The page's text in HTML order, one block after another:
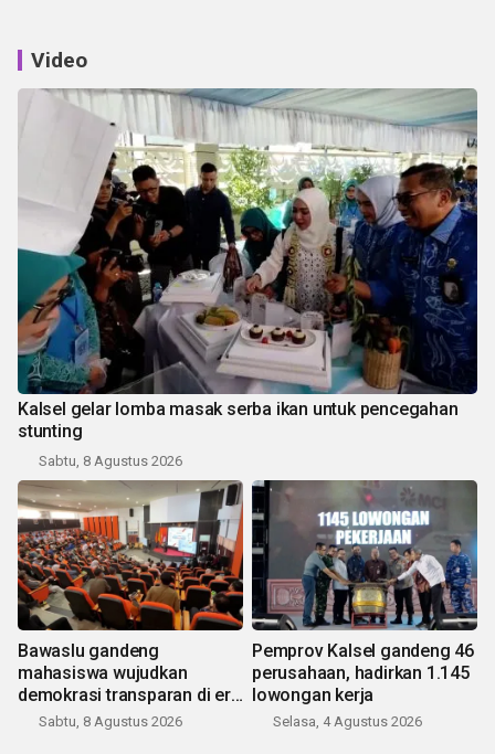
Video
Kalsel gelar lomba masak serba ikan untuk pencegahan
stunting
Sabtu, 8 Agustus 2026
Bawaslu gandeng
mahasiswa wujudkan
demokrasi transparan di era
digital
Sabtu, 8 Agustus 2026
Pemprov Kalsel gandeng 46
perusahaan, hadirkan 1.145
lowongan kerja
Selasa, 4 Agustus 2026